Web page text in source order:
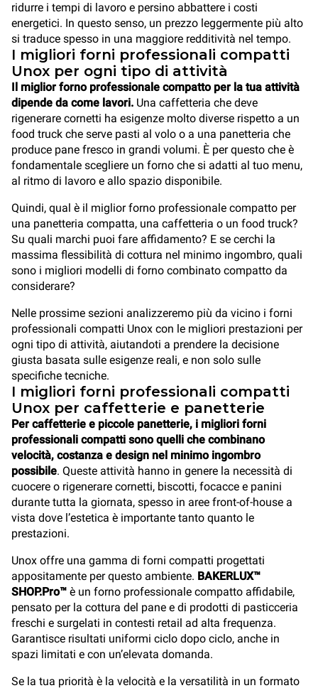
ridurre i tempi di lavoro e persino abbattere i costi
energetici. In questo senso, un prezzo leggermente più alto
si traduce spesso in una maggiore redditività nel tempo.
I migliori forni professionali compatti
Unox per ogni tipo di attività
Il miglior forno professionale compatto per la tua attività
dipende da come lavori. Una caffetteria che deve
rigenerare cornetti ha esigenze molto diverse rispetto a un
food truck che serve pasti al volo o a una panetteria che
produce pane fresco in grandi volumi. È per questo che è
fondamentale scegliere un forno che si adatti al tuo menu,
al ritmo di lavoro e allo spazio disponibile.
Quindi, qual è il miglior forno professionale compatto per
una panetteria compatta, una caffetteria o un food truck?
Su quali marchi puoi fare affidamento? E se cerchi la
massima flessibilità di cottura nel minimo ingombro, quali
sono i migliori modelli di forno combinato compatto da
considerare?
Nelle prossime sezioni analizzeremo più da vicino i forni
professionali compatti Unox con le migliori prestazioni per
ogni tipo di attività, aiutandoti a prendere la decisione
giusta basata sulle esigenze reali, e non solo sulle
specifiche tecniche.
I migliori forni professionali compatti
Unox per caffetterie e panetterie
Per caffetterie e piccole panetterie, i migliori forni
professionali compatti sono quelli che combinano
velocità, costanza e design nel minimo ingombro
possibile. Queste attività hanno in genere la necessità di
cuocere o rigenerare cornetti, biscotti, focacce e panini
durante tutta la giornata, spesso in aree front-of-house a
vista dove l’estetica è importante tanto quanto le
prestazioni.
Unox offre una gamma di forni compatti progettati
appositamente per questo ambiente. BAKERLUX™
SHOP.Pro™ è un forno professionale compatto affidabile,
pensato per la cottura del pane e di prodotti di pasticceria
freschi e surgelati in contesti retail ad alta frequenza.
Garantisce risultati uniformi ciclo dopo ciclo, anche in
spazi limitati e con un’elevata domanda.
Se la tua priorità è la velocità e la versatilità in un formato